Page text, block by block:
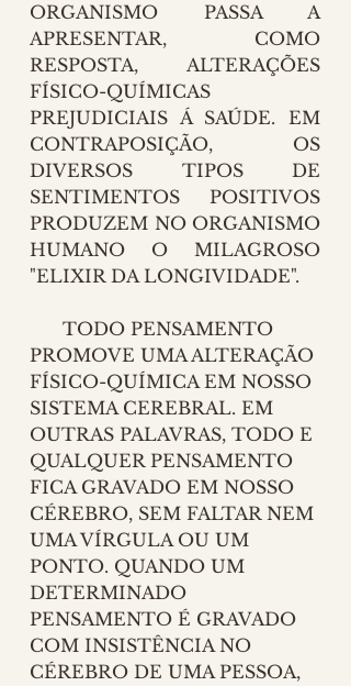
ORGANISMO PASSA A
APRESENTAR, COMO
RESPOSTA, ALTERAÇÕES
FÍSICO-QUÍMICAS
PREJUDICIAIS Á SAÚDE. EM
CONTRAPOSIÇÃO, OS
DIVERSOS TIPOS DE
SENTIMENTOS POSITIVOS
PRODUZEM NO ORGANISMO
HUMANO O MILAGROSO
"ELIXIR DA LONGIVIDADE".
PROMOVE UMA ALTERAÇÃO
FÍSICO-QUÍMICA EM NOSSO
SISTEMA CEREBRAL. EM
OUTRAS PALAVRAS, TODO E
QUALQUER PENSAMENTO
FICA GRAVADO EM NOSSO
CÉREBRO, SEM FALTAR NEM
UMA VÍRGULA OU UM
PONTO. QUANDO UM
DETERMINADO
PENSAMENTO É GRAVADO
COM INSISTÊNCIA NO
CÉREBRO DE UMA PESSOA,